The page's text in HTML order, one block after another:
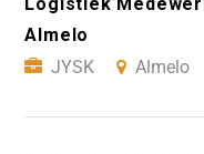
Logistiek
Almelo
JYSK
Almelo